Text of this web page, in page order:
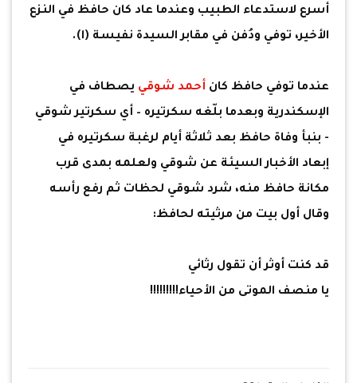
أسرع لاستدعاء الطبيب وعندما عاد كان حافظ في النزع
الأخير، توفي ودُفن في مقابر السيدة نفيسة (ا).
عندما توفي حافظ كان أحمد شوقي يصطاف في
الإسكندرية وبعدما بلّغه سكرتيره – أي سكرتير شوقي
- بنبأ وفاة حافظ بعد ثلاثة أيام لرغبة سكرتيره في
إبعاد الأخبار السيئة عن شوقي ولعلمه بمدى قرب
مكانة حافظ منه، شرد شوقي لحظات ثم رفع رأسه
وقال أول بيت من مرثيته لحافظ:
قد كنت أوثر أن تقول رثائي
يا منصف الموتى من الأحياء!!!!!!!!!